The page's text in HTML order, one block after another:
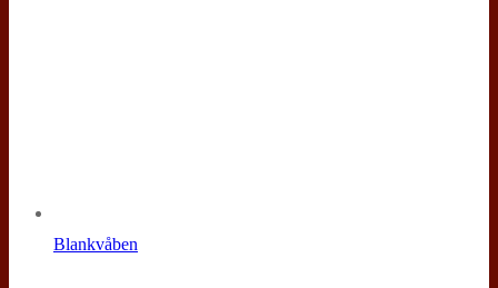
Blankvåben